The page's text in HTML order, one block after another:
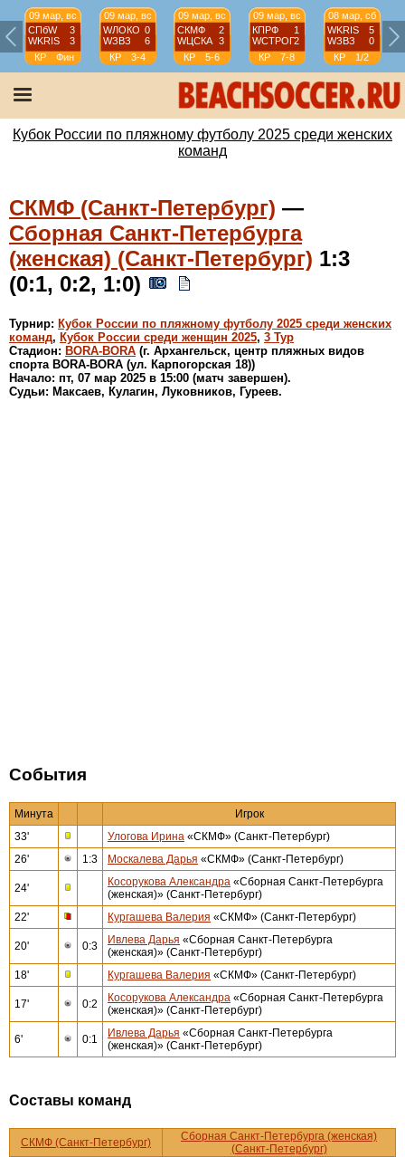
09 мар, вс
СПбW
3
WKRIS
3
КР
Фин
09 мар, вс
WЛОКО 0
WЗВЗ
6
КР
3-4
09 мар, вс
СКМФ
2
WЦСКА
3
КР
5-6
09 мар, вс
КПРФ
1
WCТРОГ2
КР
7-8
08 мар, сб
WKRIS
5
WЗВЗ
0
КР
1/2
Кубок России по пляжному футболу 2025 среди женских
команд
СКМФ (Санкт-Петербург) —
Сборная Санкт-Петербурга
(женская) (Санкт-Петербург) 1:3
(0:1, 0:2, 1:0)
Турнир: Кубок России по пляжному футболу 2025 среди женских
команд, Кубок России среди женщин 2025, 3 Тур
Стадион: BORA-BORA (г. Архангельск, центр пляжных видов
спорта BORA-BORA (ул. Карпогорская 18))
Начало: пт, 07 мар 2025 в 15:00 (матч завершен).
Судьи: Максаев, Кулагин, Луковников, Гуреев.
События
Минута
Игрок
33'
Улогова Ирина «СКМФ» (Санкт-Петербург)
26'
1:3 Москалева Дарья «СКМФ» (Санкт-Петербург)
24' Косорукова Александра «Сборная Санкт-Петербурга
(женская)» (Санкт-Петербург)
22'
Кургашева Валерия «СКМФ» (Санкт-Петербург)
20' 0:3 Ивлева Дарья «Сборная Санкт-Петербурга
(женская)» (Санкт-Петербург)
18'
Кургашева Валерия «СКМФ» (Санкт-Петербург)
17' 0:2 Косорукова Александра «Сборная Санкт-Петербурга
(женская)» (Санкт-Петербург)
6' 0:1 Ивлева Дарья «Сборная Санкт-Петербурга
(женская)» (Санкт-Петербург)
Составы команд
СКМФ (Санкт-Петербург)
Сборная Санкт-Петербурга (женская)
(Санкт-Петербург)